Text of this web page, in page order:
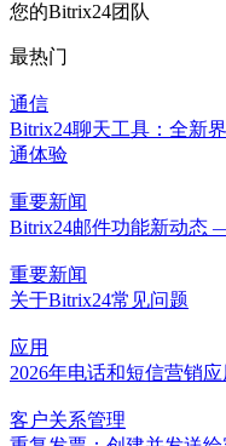
您的Bitrix24团队
最热门
通信
Bitrix24聊天工具：全新
通体验
重要新闻
Bitrix24邮件功能新动态
重要新闻
关于Bitrix24常见问题
应用
2026年电话和短信营销
客户关系管理